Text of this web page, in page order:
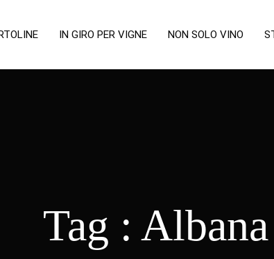
IN GIRO PER VIGNE NON SOLO VINO
Tag : Albana